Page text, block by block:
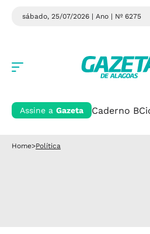
sábado, 25/07/2026 | Ano | Nº 6275
Assine a Gazeta Caderno B
Home>Política